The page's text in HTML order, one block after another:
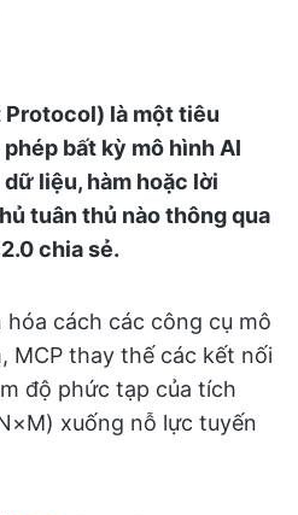
là một tiêu
bất kỳ mô hình AI
liệu, hàm hoặc lời
tuân thủ nào thông qua
chia sẻ.
hóa cách các công cụ mô
MCP thay thế các kết nối
độ phức tạp của tích
xuống nỗ lực tuyến